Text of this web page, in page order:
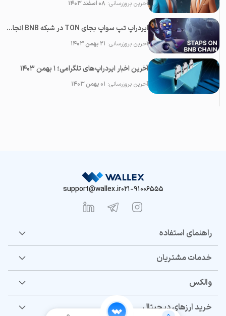
آخرین بروزرسانی:۰۸ اسفند ۱۴۰۳
ایردراپ تپ سواپ بجای TON در شبکه BNB انجام خواهد شد!
آخرین بروزرسانی: ۲۱ بهمن ۱۴۰۳
آخرین اخبار ایردراپ‌های تلگرامی؛ ۱ بهمن ۱۴۰۳
آخرین بروزرسانی: ۰۱ بهمن ۱۴۰۳
021-91006555
support@wallex.ir
راهنمای استفاده
خدمات مشتریان
والکس
خرید ارزهای دیجیتال